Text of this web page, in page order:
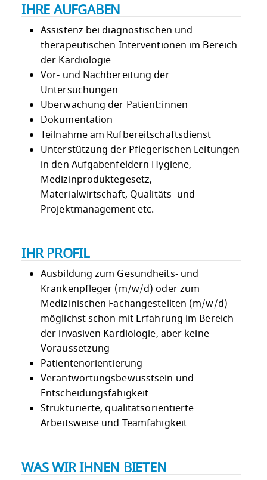
IHRE AUFGABEN
Assistenz bei diagnostischen und
therapeutischen Interventionen im Bereich
der Kardiologie
Vor- und Nachbereitung der
Untersuchungen
Überwachung der Patient:innen
Dokumentation
Teilnahme am Rufbereitschaftsdienst
Unterstützung der Pflegerischen Leitungen
in den Aufgabenfeldern Hygiene,
Medizinproduktegesetz,
Materialwirtschaft, Qualitäts- und
Projektmanagement etc.
IHR PROFIL
Ausbildung zum Gesundheits- und
Krankenpfleger (m/w/d) oder zum
Medizinischen Fachangestellten (m/w/d)
möglichst schon mit Erfahrung im Bereich
der invasiven Kardiologie, aber keine
Voraussetzung
Patientenorientierung
Verantwortungsbewusstsein und
Entscheidungsfähigkeit
Strukturierte, qualitätsorientierte
Arbeitsweise und Teamfähigkeit
WAS WIR IHNEN BIETEN